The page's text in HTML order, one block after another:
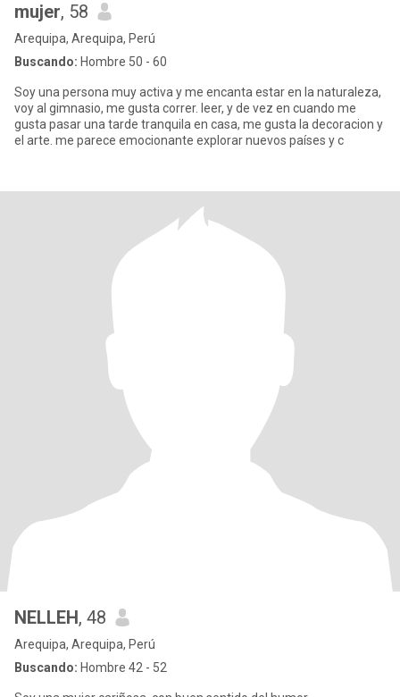
mujer, 58
Arequipa, Arequipa, Perú
Buscando: Hombre 50 - 60
Soy una persona muy activa y me encanta estar en la naturaleza,
voy al gimnasio, me gusta correr. leer, y de vez en cuando me
gusta pasar una tarde tranquila en casa, me gusta la decoracion y
el arte. me parece emocionante explorar nuevos países y c
NELLEH, 48
Arequipa, Arequipa, Perú
Buscando: Hombre 42 - 52